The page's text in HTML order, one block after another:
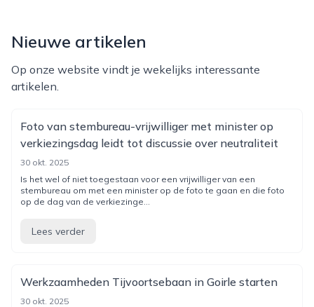
Nieuwe artikelen
Op onze website vindt je wekelijks interessante
artikelen.
Foto van stembureau-vrijwilliger met minister op
verkiezingsdag leidt tot discussie over neutraliteit
30 okt. 2025
Is het wel of niet toegestaan voor een vrijwilliger van een
stembureau om met een minister op de foto te gaan en die foto
op de dag van de verkiezinge...
Lees verder
Werkzaamheden Tijvoortsebaan in Goirle starten
30 okt. 2025